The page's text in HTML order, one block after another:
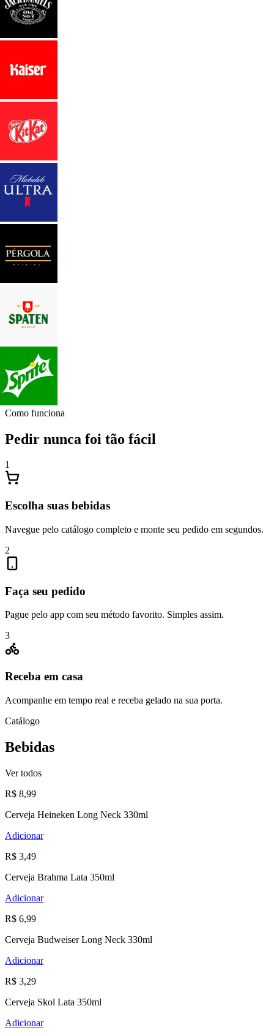
Como funciona
Pedir nunca foi tão fácil
1
Escolha suas bebidas
Navegue pelo catálogo completo e monte seu pedido em segundos.
2
Faça seu pedido
Pague pelo app com seu método favorito. Simples assim.
3
Receba em casa
Acompanhe em tempo real e receba gelado na sua porta.
Catálogo
Bebidas
Ver todos
R$ 8,99
Cerveja Heineken Long Neck 330ml
Adicionar
R$ 3,49
Cerveja Brahma Lata 350ml
Adicionar
R$ 6,99
Cerveja Budweiser Long Neck 330ml
Adicionar
R$ 3,29
Cerveja Skol Lata 350ml
Adicionar